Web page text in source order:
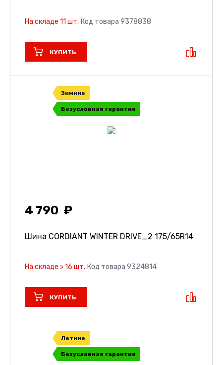
На складе 11 шт. Код товара 9378838
КУПИТЬ
Зимние
Безусловная гарантия
4 790
Шина CORDIANT WINTER DRIVE_2 175/65R14
На складе > 16 шт. Код товара 9324814
КУПИТЬ
Летние
Безусловная гарантия